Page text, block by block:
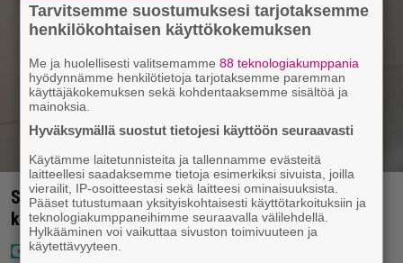
Seiska: Joel Harkimo ja Kastanja Rauhala – Joel
kertoo nyt kaiken
Tarvitsemme suostumuksesi tarjotaksemme
henkilökohtaisen käyttökokemuksen
Me ja huolellisesti valitsemamme88 teknologiakumppania
hyödynnämme henkilötietoja tarjotaksemme paremman
käyttäjäkokemuksen sekä kohdentaaksemme sisältöä ja
mainoksia.
Hyväksymällä suostut tietojesi käyttöön seuraavasti
Käytämme laitetunnisteita ja tallennamme evästeitä
laitteellesi saadaksemme tietoja esimerkiksi sivuista, joilla
vierailit, IP-osoitteestasi sekä laitteesi ominaisuuksista.
Pääset tutustumaan yksityiskohtaisesti käyttötarkoituksiin ja
teknologiakumppaneihimme seuraavalla välilehdellä.
Hylkääminen voi vaikuttaa sivuston toimivuuteen ja
käytettävyyteen.